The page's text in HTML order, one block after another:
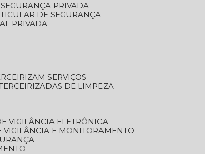
SEGURANÇA PRIVADA
DE SEGURANÇA
PRIVADA
SERVIÇOS
TERCEIRIZADAS DE LIMPEZA
VIGILÂNCIA ELETRÔNICA
VIGILÂNCIA E MONITORAMENTO